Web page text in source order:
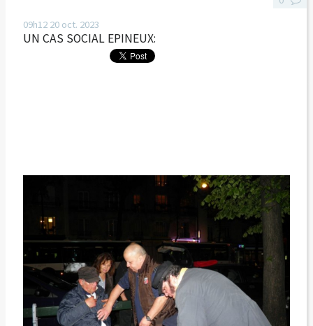
09h12 20 oct. 2023
UN CAS SOCIAL EPINEUX: